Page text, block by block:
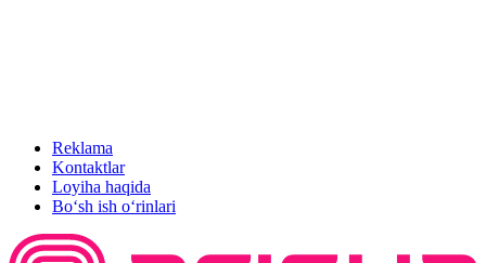
Reklama
Kontaktlar
Loyiha haqida
Bo‘sh ish o‘rinlari